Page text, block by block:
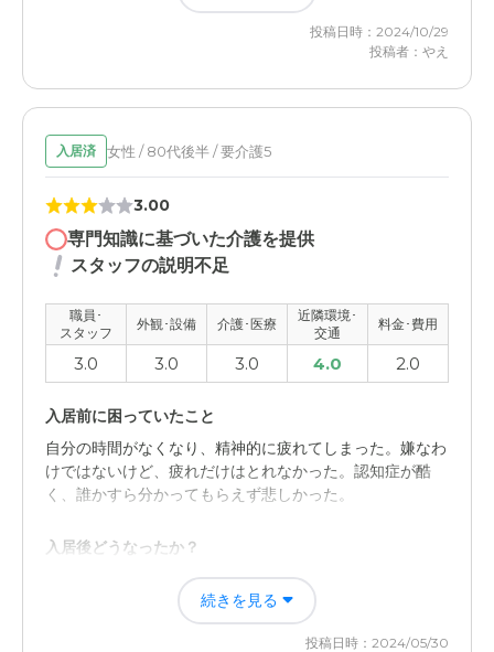
投稿日時：2024/10/29
投稿者：やえ
入居済 女性 / 80代後半 / 要介護5
3.00
専門知識に基づいた介護を提供
スタッフの説明不足
職員･
スタッフ
外観･設備 介護･医療
近隣環境･
交通
料金･費用
3.0 3.0 3.0 4.0 2.0
入居前に困っていたこと
自分の時間がなくなり、精神的に疲れてしまった。嫌なわ
けではないけど、疲れだけはとれなかった。認知症が酷
く、誰かすら分かってもらえず悲しかった。
入居後どうなったか？
やはり一緒に生活したいと思う。心身的には楽になった
が、これが、正しいのかはよくわからないし、複雑な感情
を抱きながら生活している。
続きを見る
投稿日時：2024/05/30